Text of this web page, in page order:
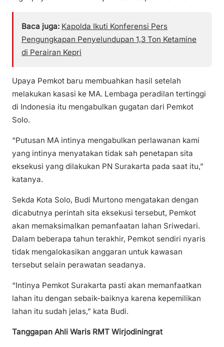
Baca juga: Kapolda Ikuti Konferensi Pers
Pengungkapan Penyelundupan 1,3 Ton Ketamine
di Perairan Kepri
Upaya Pemkot baru membuahkan hasil setelah
melakukan kasasi ke MA. Lembaga peradilan tertinggi
di Indonesia itu mengabulkan gugatan dari Pemkot
Solo.
“Putusan MA intinya mengabulkan perlawanan kami
yang intinya menyatakan tidak sah penetapan sita
eksekusi yang dilakukan PN Surakarta pada saat itu,”
katanya.
Sekda Kota Solo, Budi Murtono mengatakan dengan
dicabutnya perintah sita eksekusi tersebut, Pemkot
akan memaksimalkan pemanfaatan lahan Sriwedari.
Dalam beberapa tahun terakhir, Pemkot sendiri nyaris
tidak mengalokasikan anggaran untuk kawasan
tersebut selain perawatan seadanya.
“Intinya Pemkot Surakarta pasti akan memanfaatkan
lahan itu dengan sebaik-baiknya karena kepemilikan
lahan itu sudah jelas,” kata Budi.
Tanggapan Ahli Waris RMT Wirjodiningrat